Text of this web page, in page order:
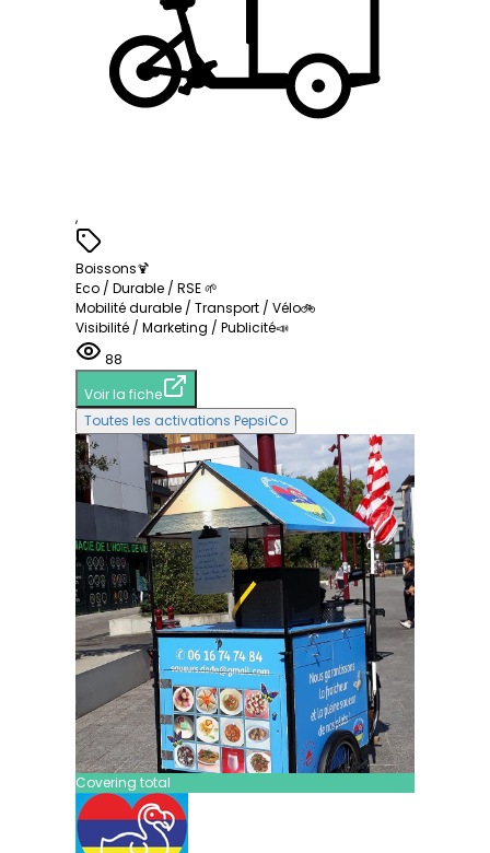
,
Boissons🍹
Eco / Durable / RSE 🌱
Mobilité durable / Transport / Vélo🚲
Visibilité / Marketing / Publicité📣
88
Voir la fiche
Toutes les activations PepsiCo
Covering total